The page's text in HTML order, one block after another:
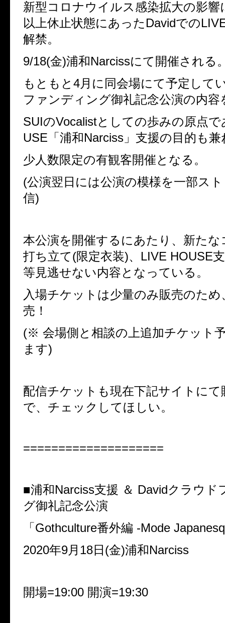
新型コロナウイルス感染拡大の影響
以上休止状態にあったDavidでの
解禁。
9/18(金)浦和Narcissにて開催される
もともと4月に同会場にて予定して
ファンディング御礼記念公演の内容
SUIのVocalistとしての歩みの原点
USE「浦和Narciss」支援の目的も兼
少人数限定の有観客開催となる。
(公演翌日には公演の模様を一部ス
信)
本公演を開催するにあたり、新た
打ち立て(限定衣装)、LIVE HOUSE
等見逃せない内容となっている。
入場チケットは少量のみ販売のた
売！
(※ 会場側と相談の上追加チケット
ます)
配信チケットも現在下記サイトにて
で、チェックしてほしい。
====================
■浦和Narciss支援 ＆ Davidクラウド
グ御礼記念公演
「Gothculture番外編 -Mode
2020年9月18日(金)浦和Narciss
開場=19:00 開演=19:30